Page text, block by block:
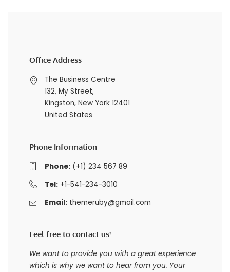
Office Address
The Business Centre
132, My Street,
Kingston, New York 12401
United States
Phone Information
Phone:(+1) 234 567 89
Tel:+1-541-234-3010
Email: themeruby@gmail.com
Feel free to contact us!
We want to provide you with a great experience
which is why we want to hear from you. Your